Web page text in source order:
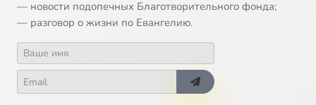
— новости подопечных Благотворительного фонда;
— разговор о жизни по Евангелию.